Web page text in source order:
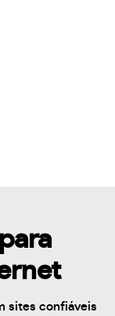
sites confiáveis